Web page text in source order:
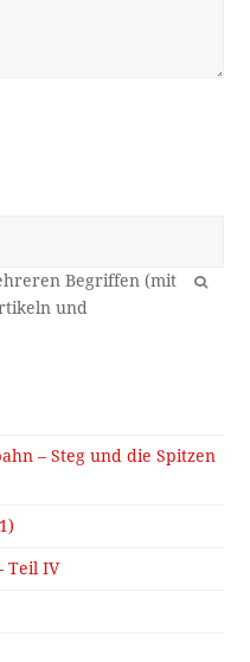
OK
– Steg und die Spitzen
Teil IV